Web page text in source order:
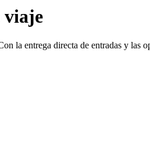
viaje
la entrega directa de entradas y las